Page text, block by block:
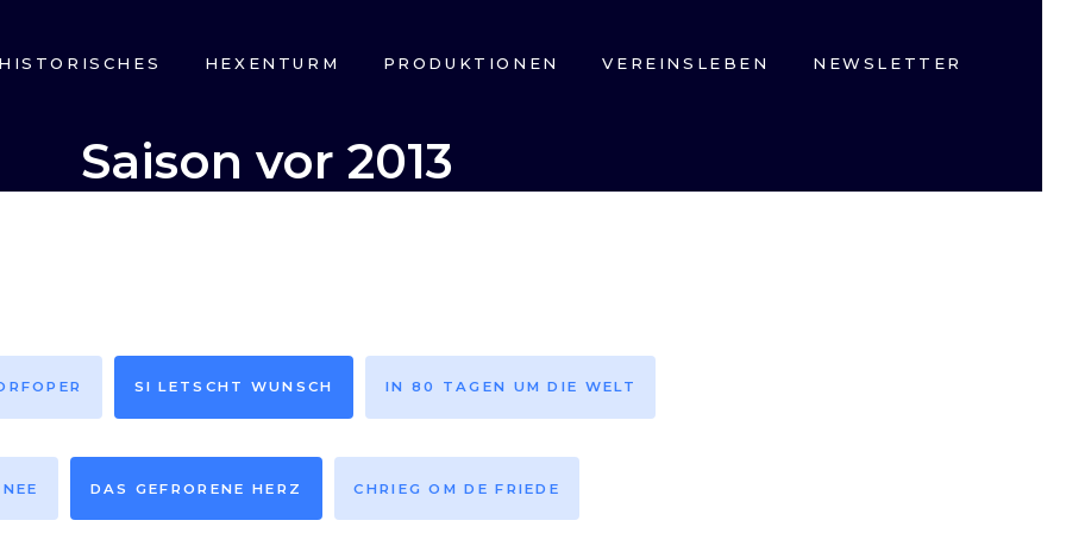
HISTORISCHES HEXENTURM PRODUKTIONEN VEREINSLEBEN NEWSLETTER
Saison vor 2013
SI LETSCHT WUNSCH IN 80 TAGEN UM DIE WELT
DAS GEFRORENE HERZ CHRIEG OM DE FRIEDE